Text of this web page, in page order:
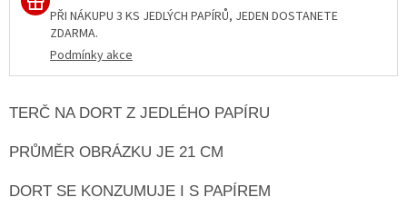
PŘI NÁKUPU 3 KS JEDLÝCH PAPÍRŮ, JEDEN DOSTANETE
ZDARMA.
Podmínky akce
TERČ NA DORT Z JEDLÉHO PAPÍRU
PRŮMĚR OBRÁZKU JE 21 CM
DORT SE KONZUMUJE I S PAPÍREM